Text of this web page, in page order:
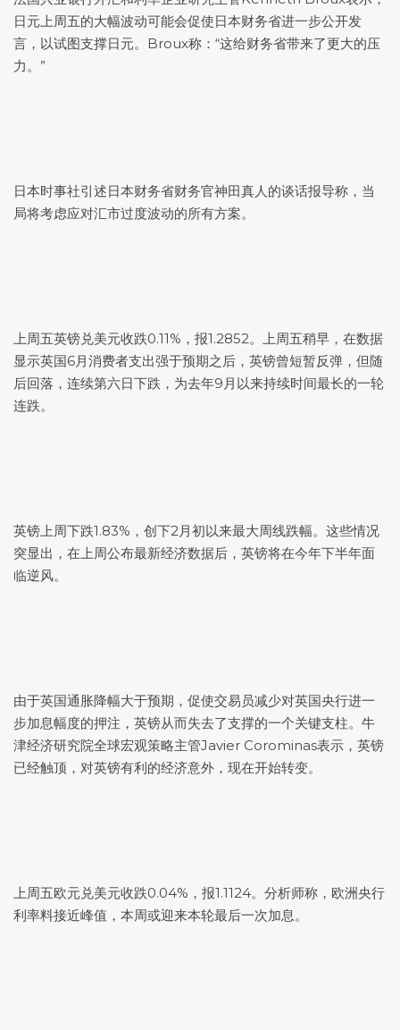
日元上周五的大幅波动可能会促使日本财务省进一步公开发
言，以试图支撑日元。Broux称：“这给财务省带来了更大的压
力。”
日本时事社引述日本财务省财务官神田真人的谈话报导称，当
局将考虑应对汇市过度波动的所有方案。
上周五英镑兑美元收跌0.11%，报1.2852。上周五稍早，在数据
显示英国6月消费者支出强于预期之后，英镑曾短暂反弹，但随
后回落，连续第六日下跌，为去年9月以来持续时间最长的一轮
连跌。
英镑上周下跌1.83%，创下2月初以来最大周线跌幅。这些情况
突显出，在上周公布最新经济数据后，英镑将在今年下半年面
临逆风。
由于英国通胀降幅大于预期，促使交易员减少对英国央行进一
步加息幅度的押注，英镑从而失去了支撑的一个关键支柱。牛
津经济研究院全球宏观策略主管Javier Corominas表示，英镑
已经触顶，对英镑有利的经济意外，现在开始转变。
上周五欧元兑美元收跌0.04%，报1.1124。分析师称，欧洲央行
利率料接近峰值，本周或迎来本轮最后一次加息。